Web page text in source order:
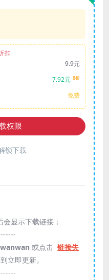
扣
9.9元
7.92元 8折
免费
权限
锁下载
显示下载链接；
或点击 链接失
立即更新。